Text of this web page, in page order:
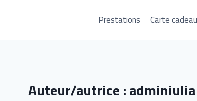
Prestations Carte cadeau
Auteur/autrice : adminiulia